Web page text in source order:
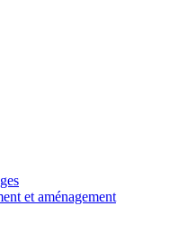
et aménagement